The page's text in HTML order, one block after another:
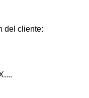
del cliente: